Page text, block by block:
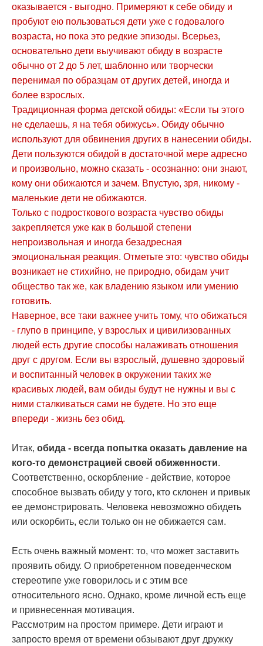
оказывается - выгодно. Примеряют к себе обиду и
пробуют ею пользоваться дети уже с годовалого
возраста, но пока это редкие эпизоды. Всерьез,
основательно дети выучивают обиду в возрасте
обычно от 2 до 5 лет, шаблонно или творчески
перенимая по образцам от других детей, иногда и
более взрослых.
Традиционная форма детской обиды: «Если ты этого
не сделаешь, я на тебя обижусь». Обиду обычно
используют для обвинения других в нанесении обиды.
Дети пользуются обидой в достаточной мере адресно
и произвольно, можно сказать - осознанно: они знают,
кому они обижаются и зачем. Впустую, зря, никому -
маленькие дети не обижаются.
Только с подросткового возраста чувство обиды
закрепляется уже как в большой степени
непроизвольная и иногда безадресная
эмоциональная реакция. Отметьте это: чувство обиды
возникает не стихийно, не природно, обидам учит
общество так же, как владению языком или умению
готовить.
Наверное, все таки важнее учить тому, что обижаться
- глупо в принципе, у взрослых и цивилизованных
людей есть другие способы налаживать отношения
друг с другом. Если вы взрослый, душевно здоровый
и воспитанный человек в окружении таких же
красивых людей, вам обиды будут не нужны и вы с
ними сталкиваться сами не будете. Но это еще
впереди - жизнь без обид.
Итак, обида - всегда попытка оказать давление на
кого-то демонстрацией своей обиженности.
Соответственно, оскорбление - действие, которое
способное вызвать обиду у того, кто склонен и привык
ее демонстрировать. Человека невозможно обидеть
или оскорбить, если только он не обижается сам.
Есть очень важный момент: то, что может заставить
проявить обиду. О приобретенном поведенческом
стереотипе уже говорилось и с этим все
относительного ясно. Однако, кроме личной есть еще
и привнесенная мотивация.
Рассмотрим на простом примере. Дети играют и
запросто время от времени обзывают друг дружку